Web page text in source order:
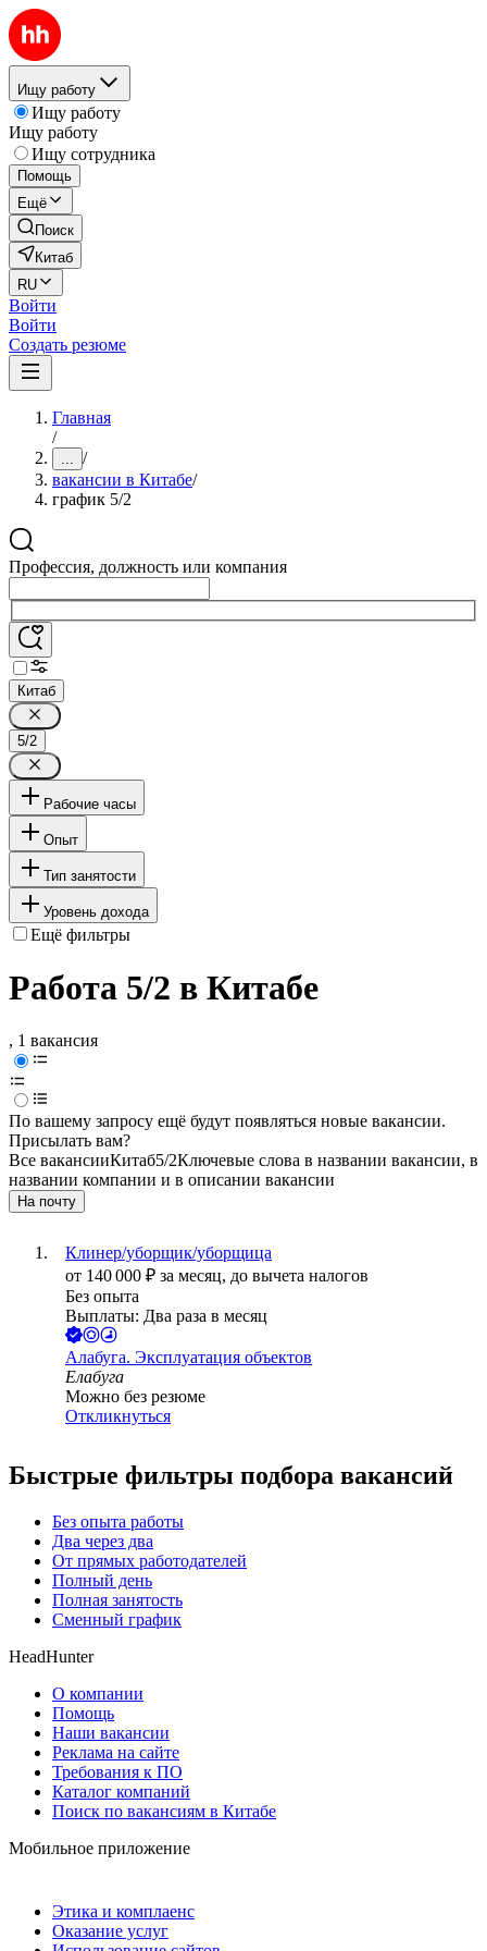
Ищу работу
Ищу работу
Ищу работу
Ищу сотрудника
Помощь
Ещё
Поиск
Китаб
RU
Войти
Войти
Создать резюме
Главная
/
... /
вакансии в Китабе/
график 5/2
Профессия, должность или компания
Китаб
5/2
Рабочие часы
Опыт
Тип занятости
Уровень дохода
Ещё фильтры
Работа 5/2 в Китабе
, 1 вакансия
По вашему запросу ещё будут появляться новые вакансии.
Присылать вам?
Все вакансииКитаб5/2Ключевые слова в названии вакансии, в
названии компании и в описании вакансии
На почту
Клинер/уборщик/уборщица
от 140 000 ₽ за месяц, до вычета налогов
Без опыта
Выплаты: Два раза в месяц
Алабуга. Эксплуатация объектов
Елабуга
Можно без резюме
Откликнуться
Быстрые фильтры подбора вакансий
Без опыта работы
Два через два
От прямых работодателей
Полный день
Полная занятость
Сменный график
HeadHunter
О компании
Помощь
Наши вакансии
Реклама на сайте
Требования к ПО
Каталог компаний
Поиск по вакансиям в Китабе
Мобильное приложение
Этика и комплаенс
Оказание услуг